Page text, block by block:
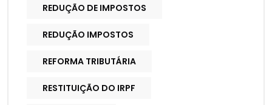
REDUÇÃO DE IMPOSTOS
REDUÇÃO IMPOSTOS
REFORMA TRIBUTÁRIA
RESTITUIÇÃO DO IRPF